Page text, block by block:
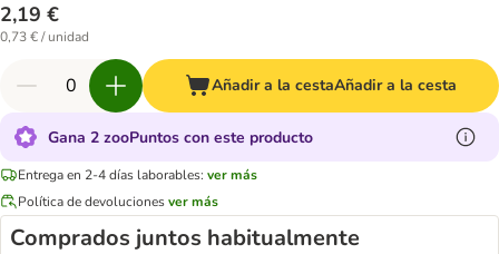
2,19 €
0,73 € / unidad
Añadir a la cestaAñadir a la cesta
Gana 2 zooPuntos con este producto
Entrega en 2-4 días laborables: ver más
Política de devolucionesver más
Comprados juntos habitualmente